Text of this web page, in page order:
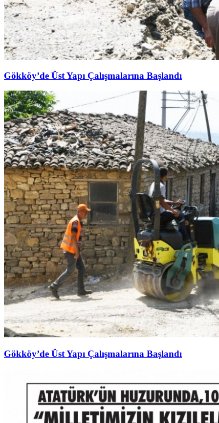
Gökköy’de Üst Yapı Çalışmalarına Başlandı
Gökköy’de Üst Yapı Çalışmalarına Başlandı